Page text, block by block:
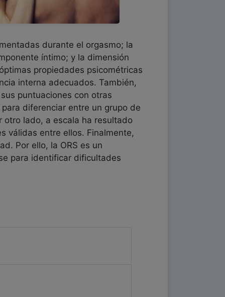
durante el orgasmo; la
íntimo; y la dimensión
propiedades psicométricas
interna adecuados. También,
puntuaciones con otras
diferenciar entre un grupo de
lado, a escala ha resultado
válidas entre ellos. Finalmente,
Por ello, la ORS es un
para identificar dificultades